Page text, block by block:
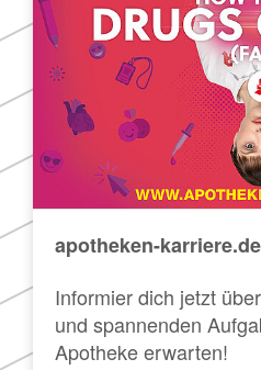
apotheken-karriere.de
Informier dich jetzt
und spannenden
Apotheke erwarten!